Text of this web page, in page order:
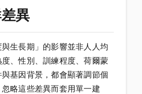
異
與生長期」的影響並非人人均
、性別、訓練程度、荷爾蒙
基因背景，都會顯著調節個
略這些差異而套用單一建